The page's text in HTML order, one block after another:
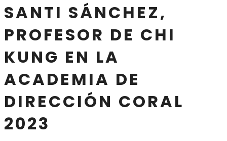
SANTI SÁNCHEZ,
PROFESOR DE CHI
KUNG EN LA
ACADEMIA DE
DIRECCIÓN CORAL
2023